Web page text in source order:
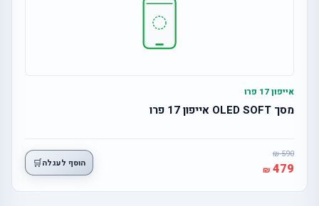
אייפון 17 פרו
מסך OLED SOFT אייפון 17 פרו
590
479 הוסף לעגלה🛒